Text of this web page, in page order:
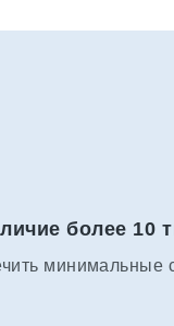
более 10
минимальные